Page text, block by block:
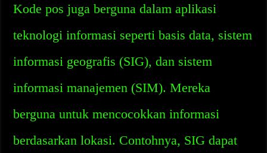
Kode pos juga berguna dalam aplikasi
teknologi informasi seperti basis data, sistem
informasi geografis (SIG), dan sistem
informasi manajemen (SIM). Mereka
berguna untuk mencocokkan informasi
berdasarkan lokasi. Contohnya, SIG dapat